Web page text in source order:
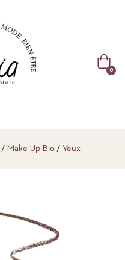
0
Make-Up Bio Yeux